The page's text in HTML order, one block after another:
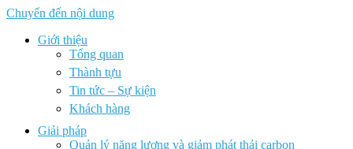
Chuyển đến nội dung
Giới thiệu
Tổng quan
Thành tựu
Tin tức – Sự kiện
Khách hàng
Giải pháp
Quản lý năng lượng và giảm phát thải carbon